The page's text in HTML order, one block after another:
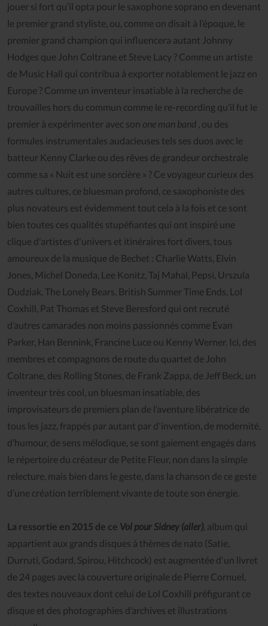
jouer si fort qu’il opta pour le saxophone soprano en devenant
le premier grand styliste, ou, comme on disait à l’époque, le
premier grand champion qui influencera autant Johnny
Hodges que John Coltrane et Steve Lacy ? Comme un artiste
de Music Hall qui contribua à exporter notablement le jazz en
Europe ? Comme un inventeur insatiable à la recherche de
trouvailles hors du commun comme le re-recording qu’il fut le
premier à expérimenter avec son one man band , ou des
formules instrumentales audacieuses tels ses duos avec le
batteur Kenny Clarke ou des rêves de grandeur orchestrale
comme sa « Nuit est une sorcière » ? Ce voyageur curieux des
autres cultures, ce bluesman profond, ce saxophoniste des
plus novateurs est évidemment tout cela à la fois et ce sont
bien toutes ces qualités stupéfiantes qui ont inspiré une
clique d'artistes d'univers et itinéraires fort divers, tous
amoureux de la musique de Bechet : Charlie Watts, Elvin
Jones, Michel Doneda, Lee Konitz, Taj Mahal, Pepsi, Urszula
Dudziak, The Lonely Bears, British Summer Time Ends, Lol
Coxhill, Pat Thomas et Steve Beresford qui ont recruté
d’autres camarades non moins passionnés comme Evan
Parker, Han Bennink, Francine Luce ou Kenny Werner. Ici, des
membres et compagnons de route du quartet de John
Coltrane, des Rolling Stones, de Frank Zappa, de Jeff Beck, un
inventeur très cool, un bluesman insatiable, des
improvisateurs de premiers plan de l’aventure libératrice de
tous les jazz, frappés par autant par d'invention, de modernité,
d’humour, de sens mélodique, se sont gaiement engagés dans
le répertoire du créateur de Petite Fleur, non dans la simple
relecture, mais bien dans le geste, dans la chanson de ce geste
d’une création terriblement vivante de toute son énergie.
La ressortie en 2015 de ce Vol pour Sidney (aller), album qui
appartient aux grands disques à thèmes de nato (Satie,
Durruti, Godard, Spirou, Hitchcock) est augmentée d'un livret
de 24 pages avec la couverture originale de Pierre Cornuel,
des textes nouveaux dont celui de Lol Coxhill préfigurant ce
disque et des photographies d’archives et illustrations